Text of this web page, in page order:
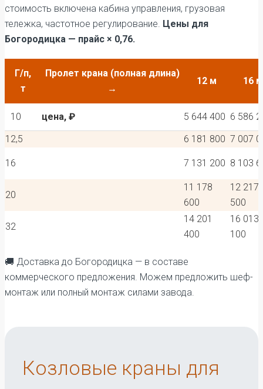
стоимость включена кабина управления, грузовая
тележка, частотное регулирование. Цены для
Богородицка — прайс × 0,76.
Г/п,
т
Пролет крана (полная длина)
→
12 м 16 м
10 цена, ₽ 5 644 400 6 586
12,5
6 181 800 7 007
16 7 131 200 8 103
20
11 178
600
12 217
500
32
14 201
400
16 013
100
🚚 Доставка до Богородицка — в составе
коммерческого предложения. Можем предложить шеф-
монтаж или полный монтаж силами завода.
Козловые краны для